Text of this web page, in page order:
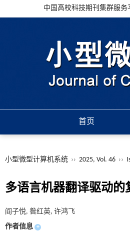
中国高校科技期刊集群服务
首页
小型微型计算机系统 ›› 2025, Vol. 46 ››
多语言机器翻译驱动的
阎子悦, 昝红英, 许鸿飞
作者信息 +